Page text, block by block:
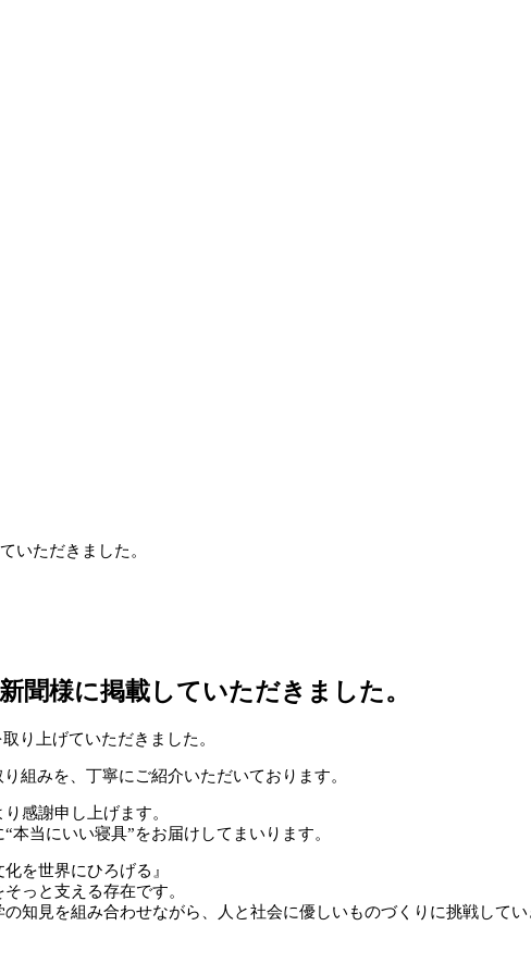
いただきました。
聞様に掲載していただきました。
り上げていただきました。
組みを、丁寧にご紹介いただいております。
感謝申し上げます。
当にいい寝具”をお届けしてまいります。
を世界にひろげる』
っと支える存在です。
知見を組み合わせながら、人と社会に優しいものづくりに挑戦して